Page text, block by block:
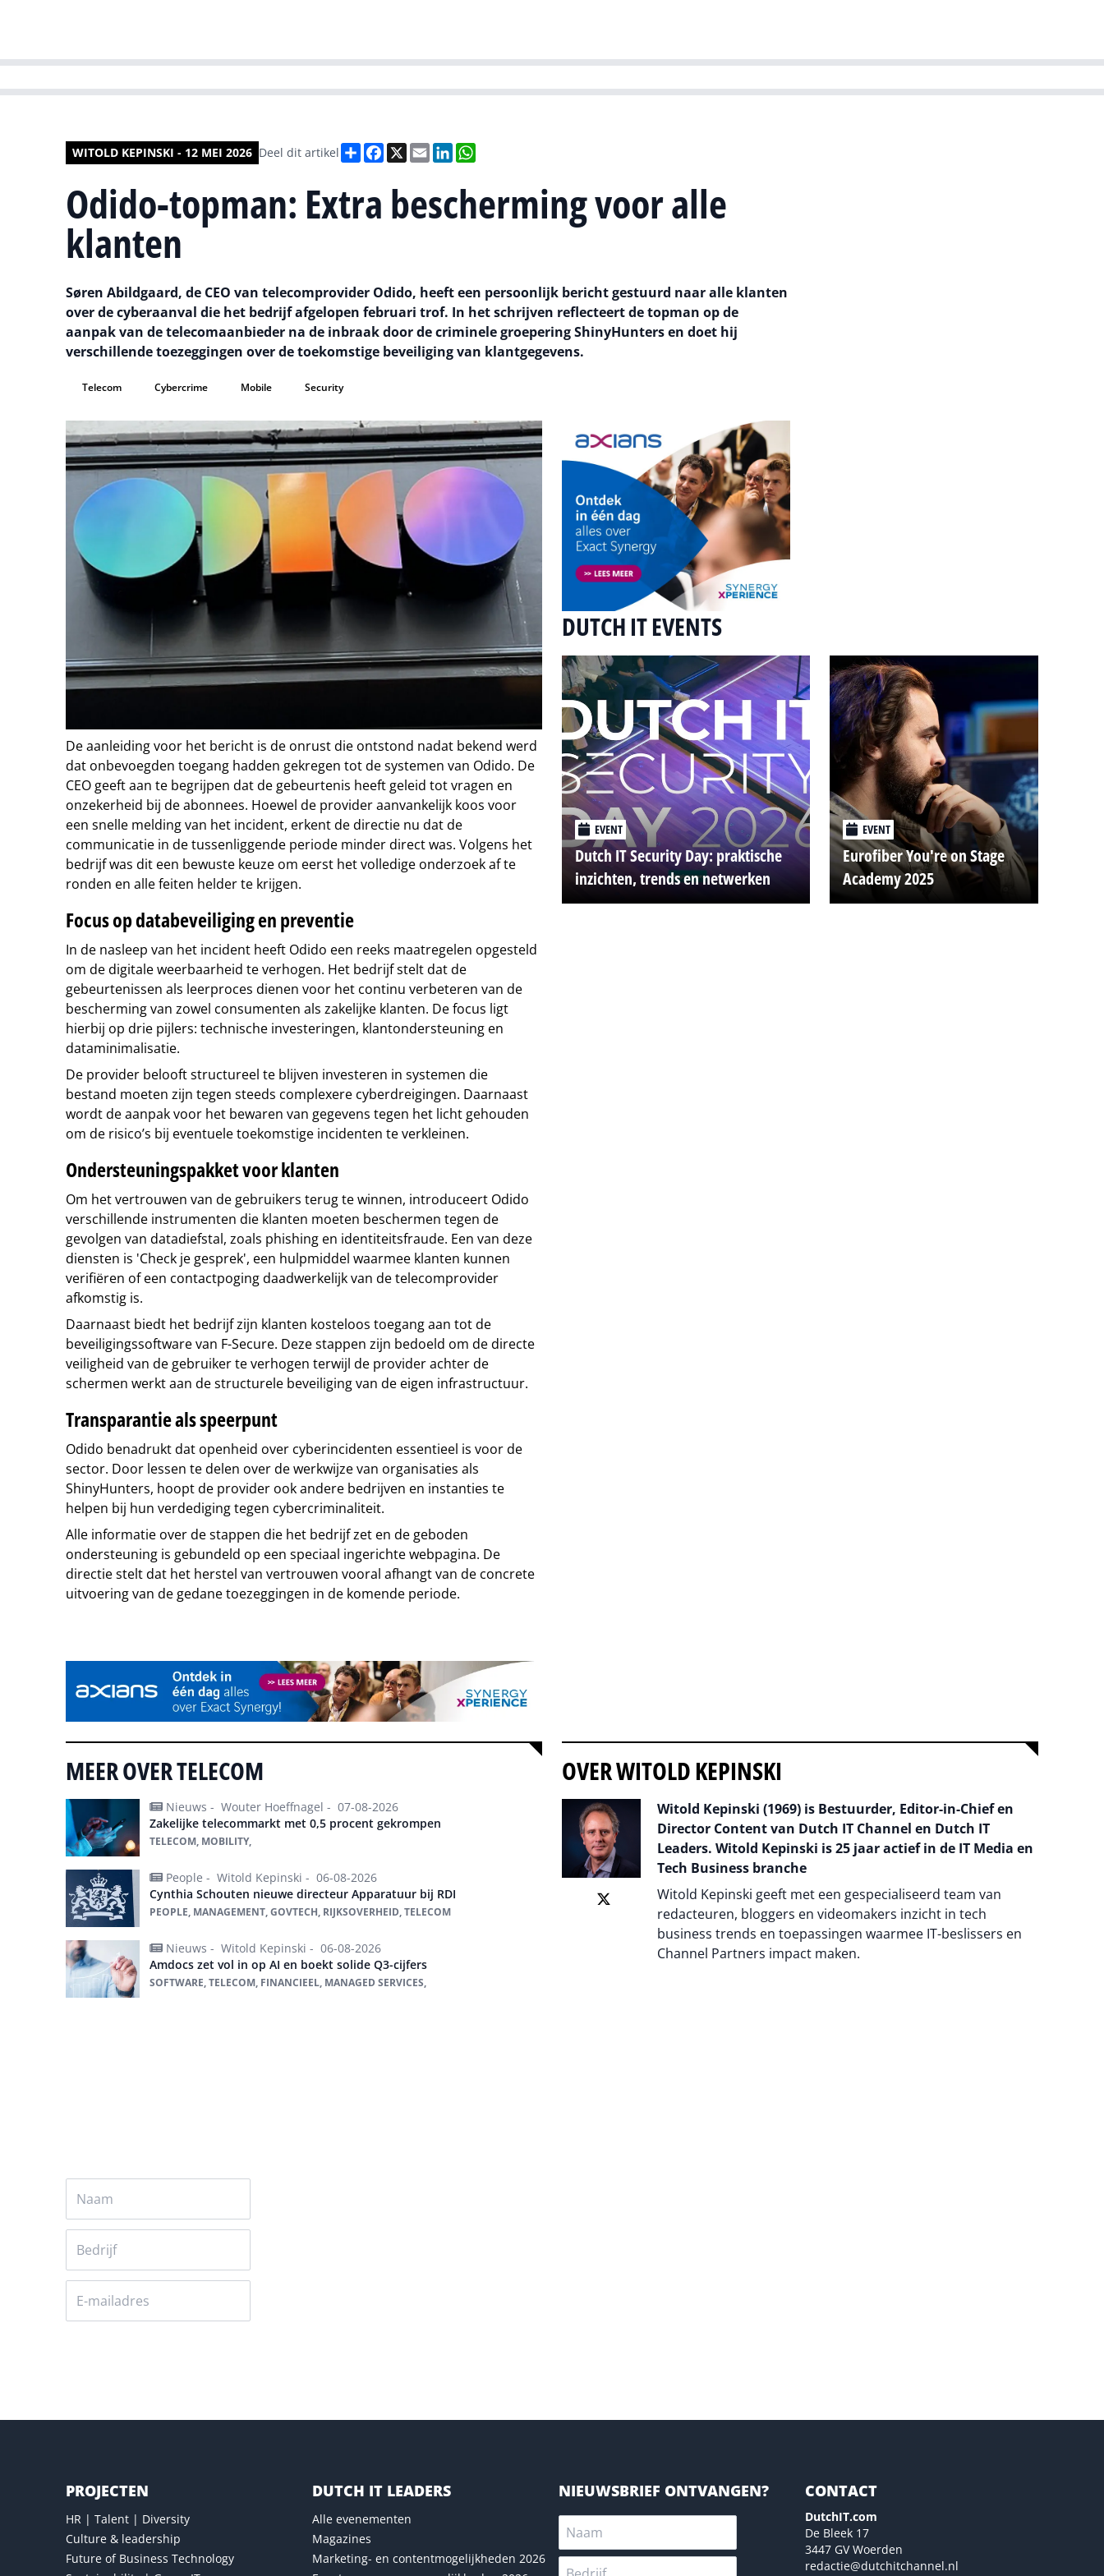
WITOLD KEPINSKI - 12 MEI 2026 Deel dit artikel DeelFacebook
X EmailLinkedIn
Odido-topman: Extra bescherming voor alle
klanten
Søren Abildgaard, de CEO van telecomprovider Odido, heeft een persoonlijk bericht gestuurd naar alle klanten
over de cyberaanval die het bedrijf afgelopen februari trof. In het schrijven reflecteert de topman op de
aanpak van de telecomaanbieder na de inbraak door de criminele groepering ShinyHunters en doet hij
verschillende toezeggingen over de toekomstige beveiliging van klantgegevens.
Telecom Cybercrime Mobile Security
De aanleiding voor het bericht is de onrust die ontstond nadat bekend werd
dat onbevoegden toegang hadden gekregen tot de systemen van Odido. De
CEO geeft aan te begrijpen dat de gebeurtenis heeft geleid tot vragen en
onzekerheid bij de abonnees. Hoewel de provider aanvankelijk koos voor
een snelle melding van het incident, erkent de directie nu dat de
communicatie in de tussenliggende periode minder direct was. Volgens het
bedrijf was dit een bewuste keuze om eerst het volledige onderzoek af te
ronden en alle feiten helder te krijgen.
Focus op databeveiliging en preventie
In de nasleep van het incident heeft Odido een reeks maatregelen opgesteld
om de digitale weerbaarheid te verhogen. Het bedrijf stelt dat de
gebeurtenissen als leerproces dienen voor het continu verbeteren van de
bescherming van zowel consumenten als zakelijke klanten. De focus ligt
hierbij op drie pijlers: technische investeringen, klantondersteuning en
dataminimalisatie.
De provider belooft structureel te blijven investeren in systemen die
bestand moeten zijn tegen steeds complexere cyberdreigingen. Daarnaast
wordt de aanpak voor het bewaren van gegevens tegen het licht gehouden
om de risico’s bij eventuele toekomstige incidenten te verkleinen.
Ondersteuningspakket voor klanten
Om het vertrouwen van de gebruikers terug te winnen, introduceert Odido
verschillende instrumenten die klanten moeten beschermen tegen de
gevolgen van datadiefstal, zoals phishing en identiteitsfraude. Een van deze
diensten is 'Check je gesprek', een hulpmiddel waarmee klanten kunnen
verifiëren of een contactpoging daadwerkelijk van de telecomprovider
afkomstig is.
Daarnaast biedt het bedrijf zijn klanten kosteloos toegang aan tot de
beveiligingssoftware van F-Secure. Deze stappen zijn bedoeld om de directe
veiligheid van de gebruiker te verhogen terwijl de provider achter de
schermen werkt aan de structurele beveiliging van de eigen infrastructuur.
Transparantie als speerpunt
Odido benadrukt dat openheid over cyberincidenten essentieel is voor de
sector. Door lessen te delen over de werkwijze van organisaties als
ShinyHunters, hoopt de provider ook andere bedrijven en instanties te
helpen bij hun verdediging tegen cybercriminaliteit.
Alle informatie over de stappen die het bedrijf zet en de geboden
ondersteuning is gebundeld op een speciaal ingerichte webpagina. De
directie stelt dat het herstel van vertrouwen vooral afhangt van de concrete
uitvoering van de gedane toezeggingen in de komende periode.
DUTCH IT EVENTS
EVENT
Dutch IT Security Day: praktische
inzichten, trends en netwerken
EVENT
Eurofiber You're on Stage
Academy 2025
MEER OVER TELECOM
Nieuws - Wouter Hoeffnagel - 07-08-2026
Zakelijke telecommarkt met 0,5 procent gekrompen
TELECOM, MOBILITY,
People - Witold Kepinski - 06-08-2026
Cynthia Schouten nieuwe directeur Apparatuur bij RDI
PEOPLE, MANAGEMENT, GOVTECH, RIJKSOVERHEID, TELECOM
Nieuws - Witold Kepinski - 06-08-2026
Amdocs zet vol in op AI en boekt solide Q3-cijfers
SOFTWARE, TELECOM, FINANCIEEL, MANAGED SERVICES,
OVER WITOLD KEPINSKI
Witold Kepinski (1969) is Bestuurder, Editor-in-Chief en
Director Content van Dutch IT Channel en Dutch IT
Leaders. Witold Kepinski is 25 jaar actief in de IT Media en
Tech Business branche
Witold Kepinski geeft met een gespecialiseerd team van
redacteuren, bloggers en videomakers inzicht in tech
business trends en toepassingen waarmee IT-beslissers en
Channel Partners impact maken.
PROJECTEN
HR | Talent | Diversity
Culture & leadership
Future of Business Technology
DUTCH IT LEADERS
Alle evenementen
Magazines
Marketing- en contentmogelijkheden 2026
NIEUWSBRIEF ONTVANGEN? CONTACT
DutchIT.com
De Bleek 17
3447 GV Woerden
redactie@dutchitchannel.nl